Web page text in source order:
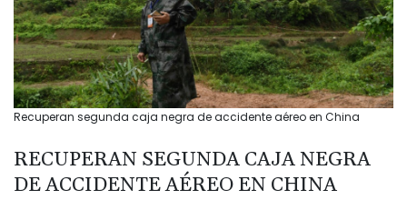
Recuperan segunda caja negra de accidente aéreo en China
RECUPERAN SEGUNDA CAJA NEGRA
DE ACCIDENTE AÉREO EN CHINA